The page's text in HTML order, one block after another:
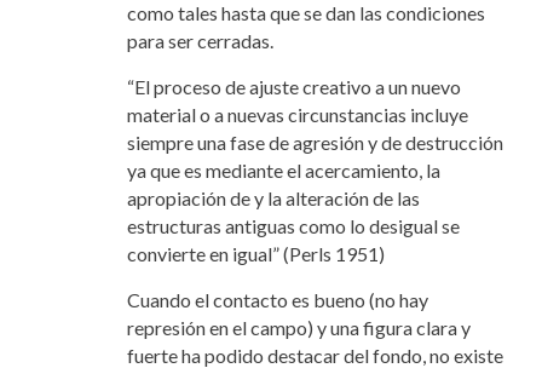
como tales hasta que se dan las condiciones
para ser cerradas.
“El proceso de ajuste creativo a un nuevo
material o a nuevas circunstancias incluye
siempre una fase de agresión y de destrucción
ya que es mediante el acercamiento, la
apropiación de y la alteración de las
estructuras antiguas como lo desigual se
convierte en igual” (Perls 1951)
Cuando el contacto es bueno (no hay
represión en el campo) y una figura clara y
fuerte ha podido destacar del fondo, no existe